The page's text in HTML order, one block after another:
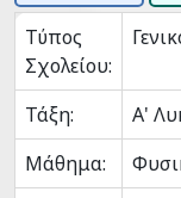
Τύπος
Σχολείου:
Τάξη:
Α'
Μάθημα: